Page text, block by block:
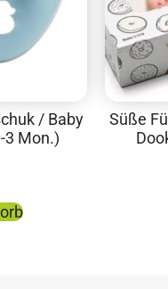
/ Baby
3 Mon.)
Süße